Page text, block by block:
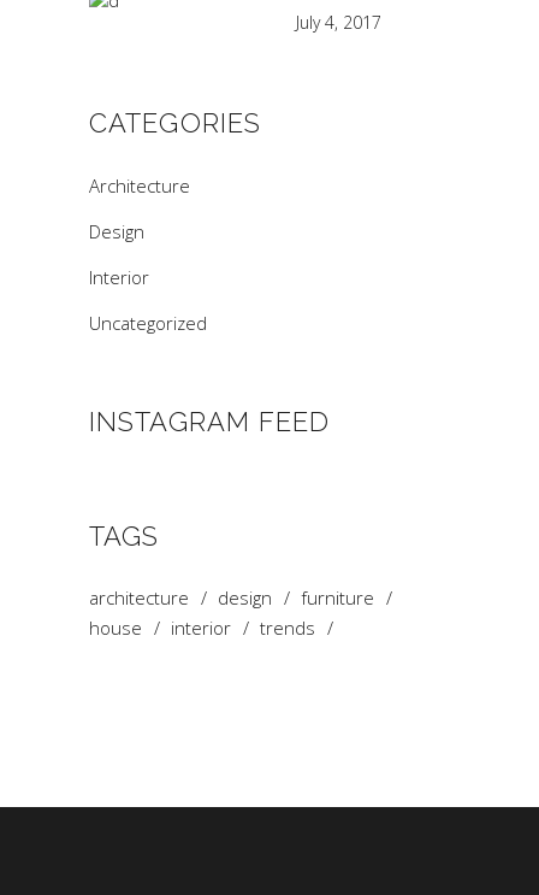
July 4, 2017
CATEGORIES
Architecture
Design
Interior
Uncategorized
INSTAGRAM FEED
TAGS
architecture design
furniture
house
interior trends